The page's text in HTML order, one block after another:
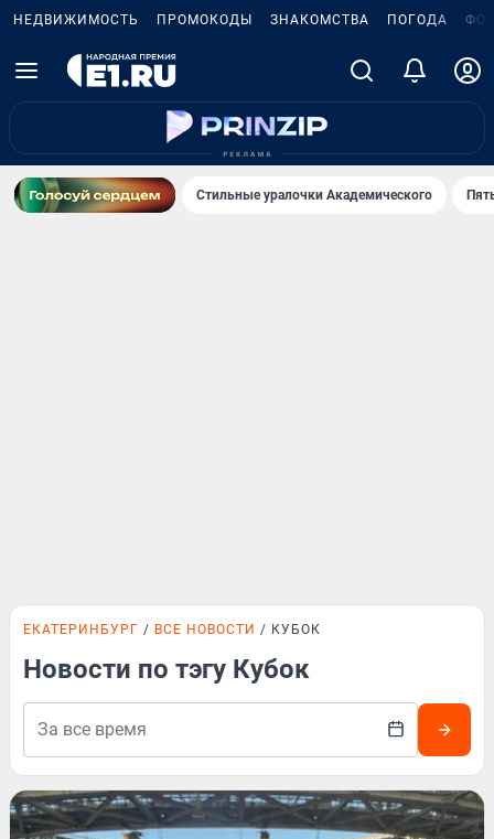
НЕДВИЖИМОСТЬ ПРОМОКОДЫ ЗНАКОМСТВА ПОГОДА
Стильные уралочки Академического
ЕКАТЕРИНБУРГ ВСЕ НОВОСТИ КУБОК
Новости по тэгу Кубок